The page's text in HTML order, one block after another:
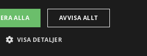
för snöröjning i
vara avgörande, särskilt
ALLA AVVISA ALLT
VISA DETALJER